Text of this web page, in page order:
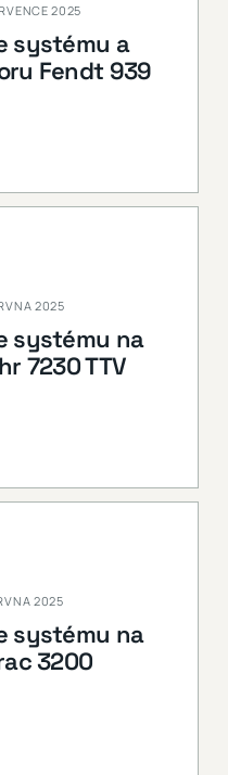
2025
systému a
Fendt 939
2025
systému na
7230 TTV
2025
systému na
3200